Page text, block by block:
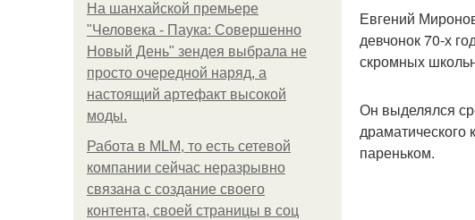
На шанхайской премьере
"Человека - Паука: Совершенно
Новый День" зендея выбрала не
просто очередной наряд, а
настоящий артефакт высокой
моды.
Работа в MLM, то есть сетевой
компании сейчас неразрывно
связана с создание своего
контента, своей страницы в соц
Евгений
девчонок 70-х
скромных
Он выделялся
пареньком.